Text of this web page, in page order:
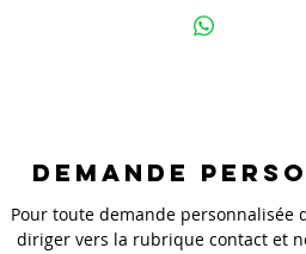
Demande
Pour toute demande personnalisée
diriger vers la rubrique contact et